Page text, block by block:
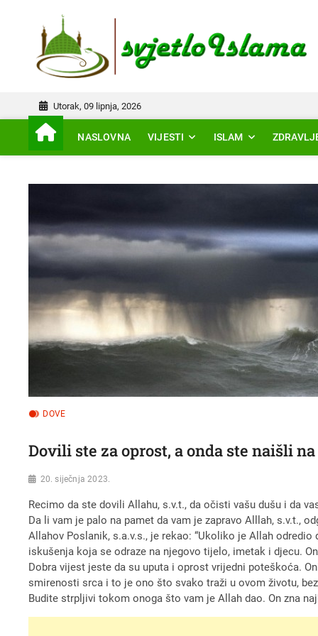
Utorak, 09 lipnja, 2026
NASLOVNA VIJESTI ISLAM
DOVE
Dovili ste za oprost, a onda ste naišli
20. siječnja 2023.
Recimo da ste dovili Allahu, s.v.t., da očisti vašu dušu i da
Da li vam je palo na pamet da vam je zapravo Alllah, s.v.t.,
Allahov Poslanik, s.a.v.s., je rekao: “Ukoliko je Allah
iskušenja koja se odraze na njegovo tijelo, imetak i djecu.
Dobra vijest jeste da su uputa i oprost vrijedni poteškoća.
smirenosti srca i to je ono što svako traži u ovom životu,
Budite strpljivi tokom onoga što vam je Allah dao. On zna